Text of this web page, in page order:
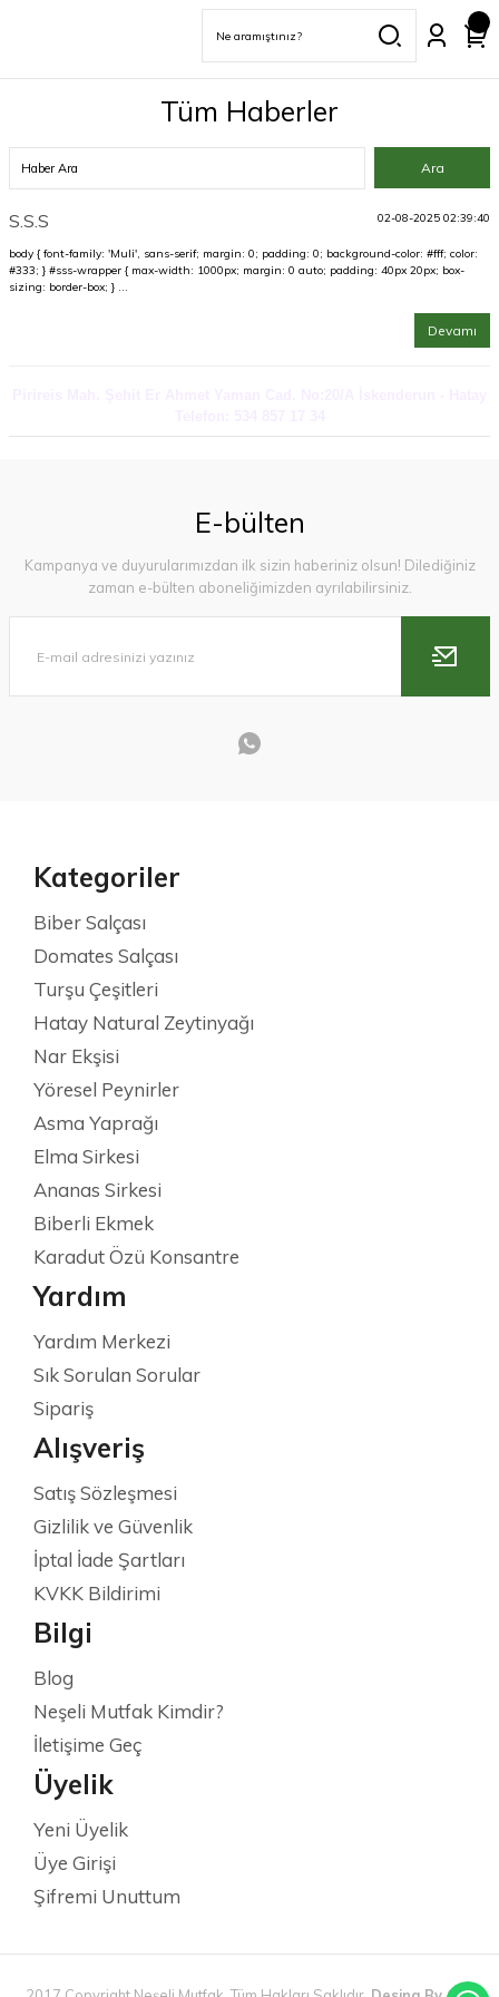
Tüm Haberler
S.S.S 02-08-2025 02:39:40
body { font-family: 'Muli', sans-serif; margin: 0; padding: 0; background-color: #fff; color:
#333; } #sss-wrapper { max-width: 1000px; margin: 0 auto; padding: 40px 20px; box-
sizing: border-box; } ...
Devamı
E-bülten
Kampanya ve duyurularımızdan ilk sizin haberiniz olsun! Dilediğiniz
zaman e-bülten aboneliğimizden ayrılabilirsiniz.
Kategoriler
Biber Salçası
Domates Salçası
Turşu Çeşitleri
Hatay Natural Zeytinyağı
Nar Ekşisi
Yöresel Peynirler
Asma Yaprağı
Elma Sirkesi
Ananas Sirkesi
Biberli Ekmek
Karadut Özü Konsantre
Yardım
Yardım Merkezi
Sık Sorulan Sorular
Sipariş
Alışveriş
Satış Sözleşmesi
Gizlilik ve Güvenlik
İptal İade Şartları
KVKK Bildirimi
Bilgi
Blog
Neşeli Mutfak Kimdir?
İletişime Geç
Üyelik
Yeni Üyelik
Üye Girişi
Şifremi Unuttum